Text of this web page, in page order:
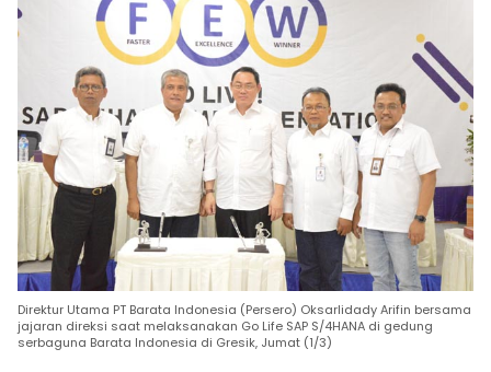
Direktur Utama PT Barata Indonesia (Persero) Oksarlidady Arifin bersama
jajaran direksi saat melaksanakan Go Life SAP S/4HANA di gedung
serbaguna Barata Indonesia di Gresik, Jumat (1/3)